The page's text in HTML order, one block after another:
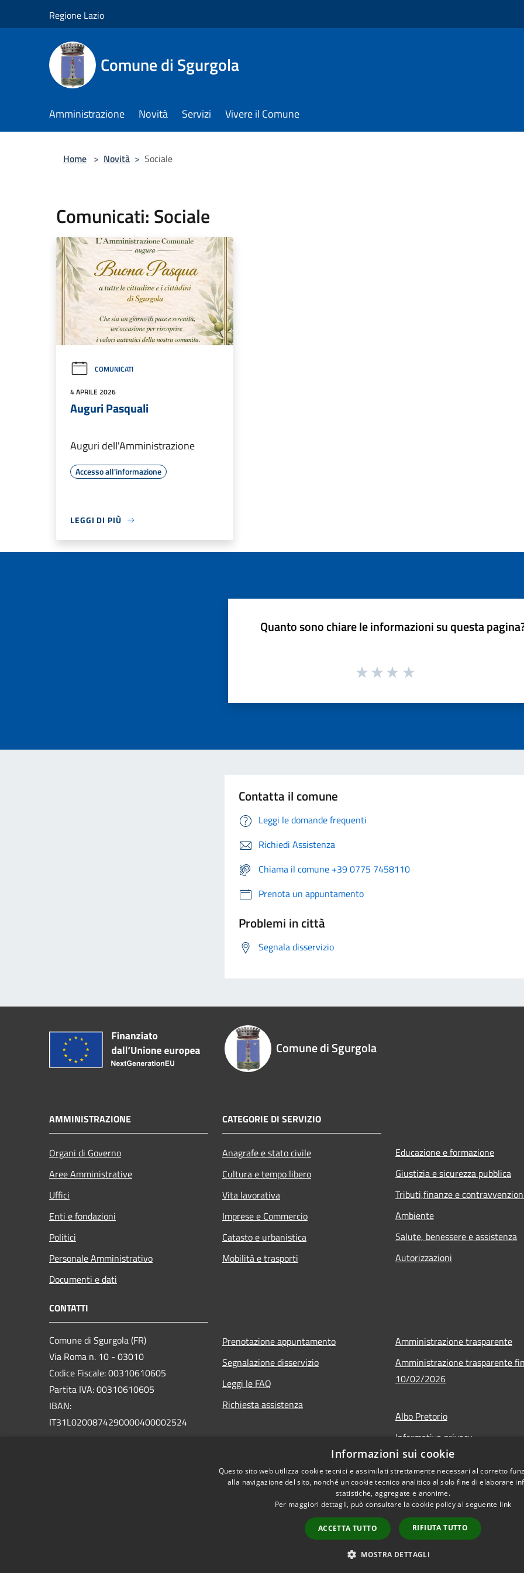
Regione Lazio
Comune di Sgurgola
Amministrazione Novità Servizi Vivere il Comune
Home > Novità > Sociale
Comunicati: Sociale
COMUNICATI
4 APRILE 2026
Auguri Pasquali
Auguri dell'Amministrazione
Accesso all'informazione
LEGGI DI PIÙ
Quanto sono chiare le informazioni su questa
Contatta il comune
Leggi le domande frequenti
Richiedi Assistenza
Chiama il comune +39 0775 7458110
Prenota un appuntamento
Problemi in città
Segnala disservizio
Comune di Sgurgola
AMMINISTRAZIONE
Organi di Governo
Aree Amministrative
Uffici
Enti e fondazioni
Politici
Personale Amministrativo
Documenti e dati
CATEGORIE DI SERVIZIO
Anagrafe e stato civile
Cultura e tempo libero
Vita lavorativa
Imprese e Commercio
Catasto e urbanistica
Mobilità e trasporti
Educazione e formazione
Giustizia e sicurezza pubblica
Tributi,finanze e
Ambiente
Salute, benessere e assistenza
Autorizzazioni
CONTATTI
Comune di Sgurgola (FR)
Via Roma n. 10 - 03010
Codice Fiscale: 00310610605
Partita IVA: 00310610605
IBAN:
IT31L0200874290000400002524
Prenotazione appuntamento
Segnalazione disservizio
Leggi le FAQ
Richiesta assistenza
Amministrazione trasparente
Amministrazione trasparente
10/02/2026
Albo Pretorio
Informativa privacy
Note legali
Dichiarazione di accessibilità
Copyright © 2026 • Comune
Informazioni sui cookie
Questo sito web utilizza cookie tecnici e assimilati strettamente necessari al corretto
alla navigazione del sito, nonché un cookie tecnico analitico al solo fine di elaborare
statistiche, aggregate e anonime.
Per maggiori dettagli, può consultare la cookie policy al seguente link
ACCETTA TUTTO RIFIUTA TUTTO
MOSTRA DETTAGLI